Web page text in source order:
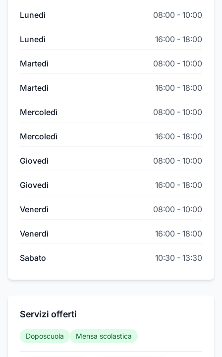
Lunedì 08:00 - 10:00
Lunedì 16:00 - 18:00
Martedì 08:00 - 10:00
Martedì 16:00 - 18:00
Mercoledì 08:00 - 10:00
Mercoledì 16:00 - 18:00
Giovedì 08:00 - 10:00
Giovedì 16:00 - 18:00
Venerdì 08:00 - 10:00
Venerdì 16:00 - 18:00
Sabato 10:30 - 13:30
Servizi offerti
Doposcuola Mensa scolastica